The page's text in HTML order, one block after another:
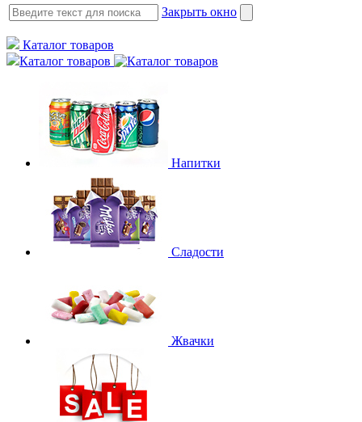
Закрыть окно
Каталог товаров
Каталог товаров
Напитки
Сладости
Жвачки